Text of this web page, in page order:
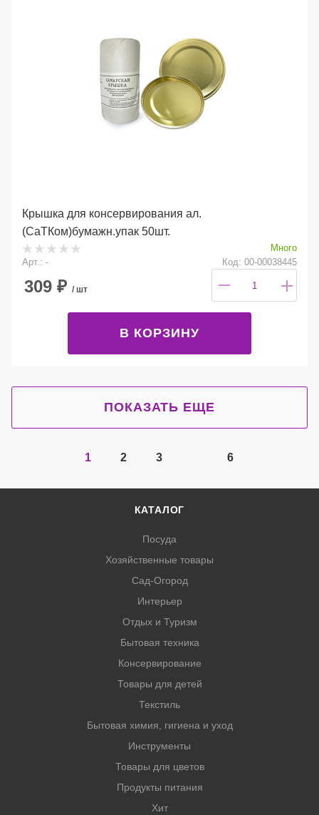
Крышка для консервирования ал.
(СаТКом)бумажн.упак 50шт.
Много
Арт.: -
Код: 00-00038445
309 ₽ / шт
В КОРЗИНУ
ПОКАЗАТЬ ЕЩЕ
1 2 3 6
КАТАЛОГ
Посуда
Хозяйственные товары
Сад-Огород
Интерьер
Отдых и Туризм
Бытовая техника
Консервирование
Товары для детей
Текстиль
Бытовая химия, гигиена и уход
Инструменты
Товары для цветов
Продукты питания
Хит